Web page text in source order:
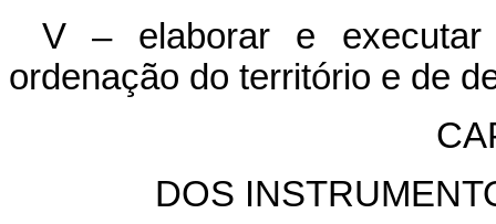
V – elaborar e executar
ordenação do território e de
DOS